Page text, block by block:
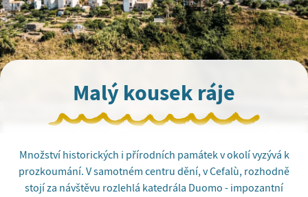
Malý kousek ráje
Množství historických i přírodních památek v okolí vyzývá k
prozkoumání. V samotném centru dění, v Cefalù, rozhodně
stojí za návštěvu rozlehlá katedrála Duomo - impozantní